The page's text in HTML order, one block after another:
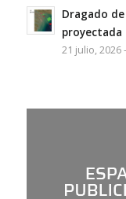
Dragado
proyectada
21 julio, 2026